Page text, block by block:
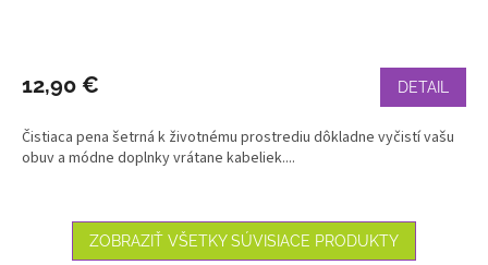
12,90 € DETAIL
Čistiaca pena šetrná k životnému prostrediu dôkladne vyčistí vašu
obuv a módne doplnky vrátane kabeliek....
ZOBRAZIŤ VŠETKY SÚVISIACE PRODUKTY